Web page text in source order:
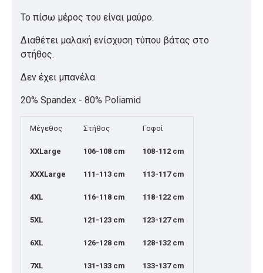
Το πίσω μέρος του είναι μαύρο.
Διαθέτει μαλακή ενίσχυση τύπου βάτας στο
στήθος.
Δεν έχει μπανέλα
20% Spandex - 80% Poliamid
Μέγεθος Στήθος Γοφοί
XXLarge 106-108 cm 108-112 cm
XXXLarge 111-113 cm 113-117 cm
4XL 116-118 cm 118-122 cm
5XL 121-123 cm 123-127 cm
6XL 126-128 cm 128-132 cm
7XL 131-133 cm 133-137 cm